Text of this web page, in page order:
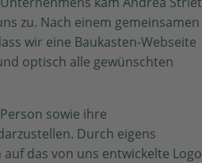
zu. Nach einem gemeinsamen
wir eine Baukasten-Webseite
optisch alle gewünschten
sowie ihre
Durch eigens
das von uns entwickelte Logo